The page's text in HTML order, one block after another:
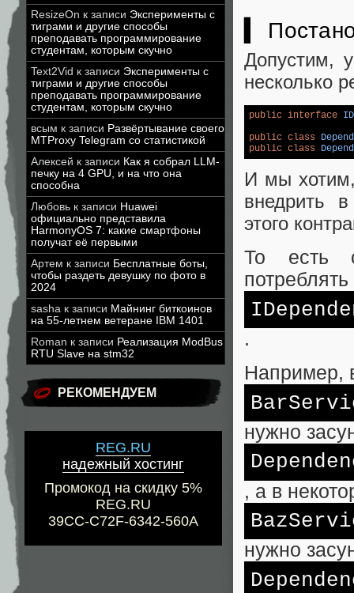
ResizeOn к записи Эксперименты с
тиграми и другие способы
преподавать программирование
студентам, которым скучно
Text2Vid к записи Эксперименты с
тиграми и другие способы
преподавать программирование
студентам, которым скучно
всым к записи Развёртывание своего
MTProxy Telegram со статистикой
Алексей к записи Как я собрал LLM-
печку на 4 GPU, и на что она
способна
Любовь к записи Huawei
официально представила
HarmonyOS 7: какие смартфоны
получат её первыми
Артем к записи Бесплатные боты,
чтобы раздеть девушку по фото в
2024
sasha к записи Майнинг биткоинов
на 55-летнем ветеране IBM 1401
Roman к записи Реализация ModBus
RTU Slave на stm32
РЕКОМЕНДУЕМ
REG.RU
надежный хостинг
Промокод на скидку 5%
REG.RU
39CC-C72F-6342-560A
▍
Допустим,
несколько
public interface
public class
public class
И мы хотим,
внедрить
этого
То есть
.
Например,
нужно
, а в
нужно